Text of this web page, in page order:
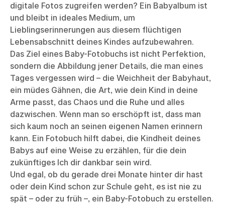
digitale Fotos zugreifen werden? Ein Babyalbum ist
und bleibt in ideales Medium, um
Lieblingserinnerungen aus diesem flüchtigen
Lebensabschnitt deines Kindes aufzubewahren.
Das Ziel eines Baby-Fotobuchs ist nicht Perfektion,
sondern die Abbildung jener Details, die man eines
Tages vergessen wird – die Weichheit der Babyhaut,
ein müdes Gähnen, die Art, wie dein Kind in deine
Arme passt, das Chaos und die Ruhe und alles
dazwischen. Wenn man so erschöpft ist, dass man
sich kaum noch an seinen eigenen Namen erinnern
kann. Ein Fotobuch hilft dabei, die Kindheit deines
Babys auf eine Weise zu erzählen, für die dein
zukünftiges Ich dir dankbar sein wird.
Und egal, ob du gerade drei Monate hinter dir hast
oder dein Kind schon zur Schule geht, es ist nie zu
spät – oder zu früh –, ein Baby-Fotobuch zu erstellen.